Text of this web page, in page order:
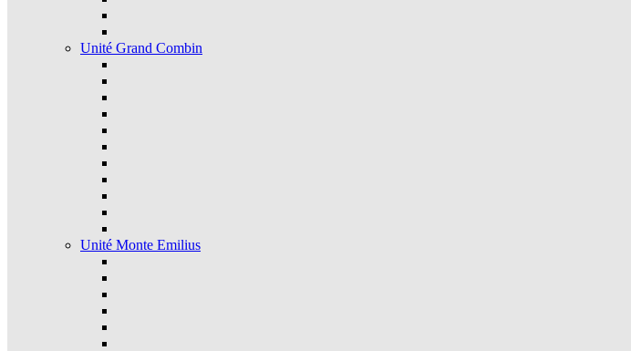
Unité Grand Combin
Unité Monte Emilius